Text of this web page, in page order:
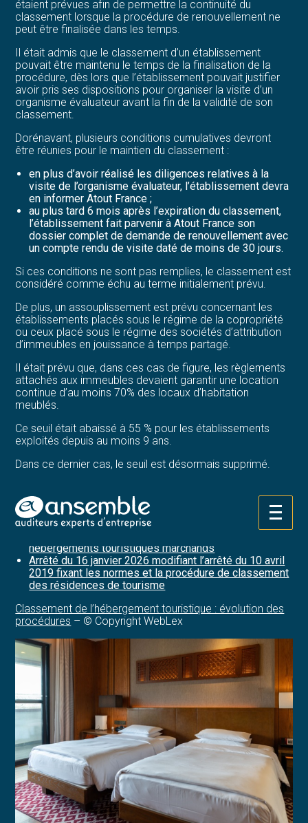
Aller
au
étaient prévues afin de permettre la continuité du
classement lorsque la procédure de renouvellement ne
peut être finalisée dans les temps.
Il était admis que le classement d’un établissement
pouvait être maintenu le temps de la finalisation de la
procédure, dès lors que l’établissement pouvait justifier
avoir pris ses dispositions pour organiser la visite d’un
organisme évaluateur avant la fin de la validité de son
classement.
Dorénavant, plusieurs conditions cumulatives devront
être réunies pour le maintien du classement :
en plus d’avoir réalisé les diligences relatives à la
visite de l’organisme évaluateur, l’établissement devra
en informer Atout France ;
au plus tard 6 mois après l’expiration du classement,
l’établissement fait parvenir à Atout France son
dossier complet de demande de renouvellement avec
un compte rendu de visite daté de moins de 30 jours.
Si ces conditions ne sont pas remplies, le classement est
considéré comme échu au terme initialement prévu.
De plus, un assouplissement est prévu concernant les
établissements placés sous le régime de la copropriété
ou ceux placé sous le régime des sociétés d’attribution
d’immeubles en jouissance à temps partagé.
Il était prévu que, dans ces cas de figure, les règlements
attachés aux immeubles devaient garantir une location
continue d’au moins 70% des locaux d’habitation
meublés.
Ce seuil était abaissé à 55 % pour les établissements
exploités depuis au moins 9 ans.
Dans ce dernier cas, le seuil est désormais supprimé.
Décret no 2026-14 du 14 janvier 2026 simplifiant et
sécurisant des dispositions du code du tourisme
hébergements touristiques marchands
Arrêté du 16 janvier 2026 modifiant l’arrêté du 10 avril
2019 fixant les normes et la procédure de classement
des résidences de tourisme
Classement de l’hébergement touristique : évolution des
procédures – © Copyright WebLex